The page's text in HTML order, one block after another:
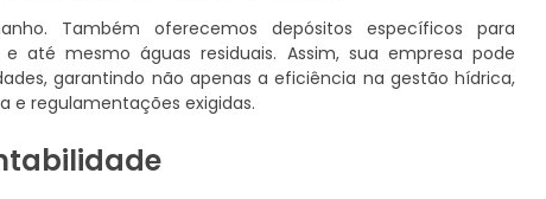
Também oferecemos depósitos específicos para
até mesmo águas residuais. Assim, sua empresa pode
garantindo não apenas a eficiência na gestão hídrica,
e regulamentações exigidas.